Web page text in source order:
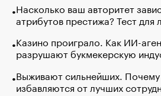
Насколько ваш авторитет
атрибутов престижа? Тест для
Казино проиграло. Как ИИ-
разрушают букмекерскую
Выживают сильнейших.
избавляются от лучших